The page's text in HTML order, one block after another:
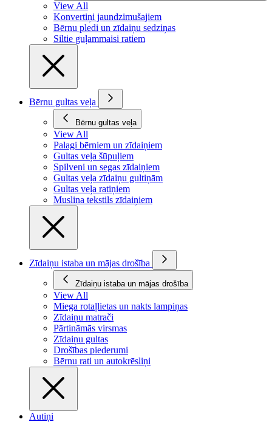
View All
Konvertiņi jaundzimušajiem
Bērnu pledi un zīdaiņu sedziņas
Siltie guļammaisi ratiem
Bērnu gultas veļa
Bērnu gultas veļa
View All
Palagi bērniem un zīdaiņiem
Gultas veļa šūpuļiem
Spilveni un segas zīdaiņiem
Gultas veļa zīdaiņu gultiņām
Gultas veļa ratiņiem
Muslina tekstils zīdaiņiem
Zīdaiņu istaba un mājas drošība
Zīdaiņu istaba un mājas drošība
View All
Miega rotaļlietas un nakts lampiņas
Zīdaiņu matrači
Pārtināmās virsmas
Zīdaiņu gultas
Drošības piederumi
Bērnu rati un autokrēsliņi
Autiņi